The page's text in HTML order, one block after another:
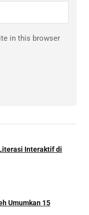
in this browser
Interaktif di
Umumkan 15